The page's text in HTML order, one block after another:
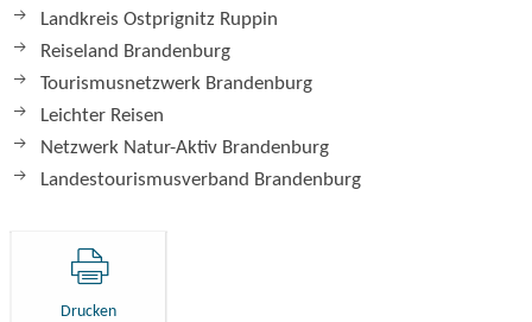
Landkreis Ostprignitz Ruppin
Reiseland Brandenburg
Tourismusnetzwerk Brandenburg
Leichter Reisen
Netzwerk Natur-Aktiv Brandenburg
Landestourismusverband Brandenburg
Drucken